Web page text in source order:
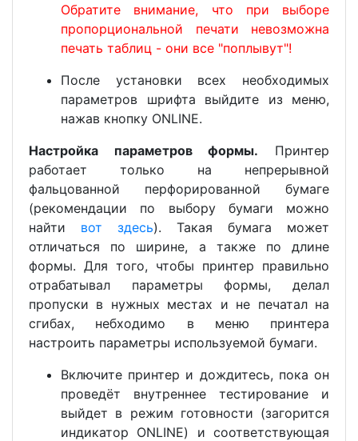
Обратите внимание, что при выборе
пропорциональной печати невозможна
печать таблиц - они все "поплывут"!
После установки всех необходимых
параметров шрифта выйдите из меню,
нажав кнопку ONLINE.
Настройка параметров формы. Принтер
работает только на непрерывной
фальцованной перфорированной бумаге
(рекомендации по выбору бумаги можно
найти вот здесь). Такая бумага может
отличаться по ширине, а также по длине
формы. Для того, чтобы принтер правильно
отрабатывал параметры формы, делал
пропуски в нужных местах и не печатал на
сгибах, небходимо в меню принтера
настроить параметры используемой бумаги.
Включите принтер и дождитесь, пока он
проведёт внутреннее тестирование и
выйдет в режим готовности (загорится
индикатор ONLINE) и соответствующая